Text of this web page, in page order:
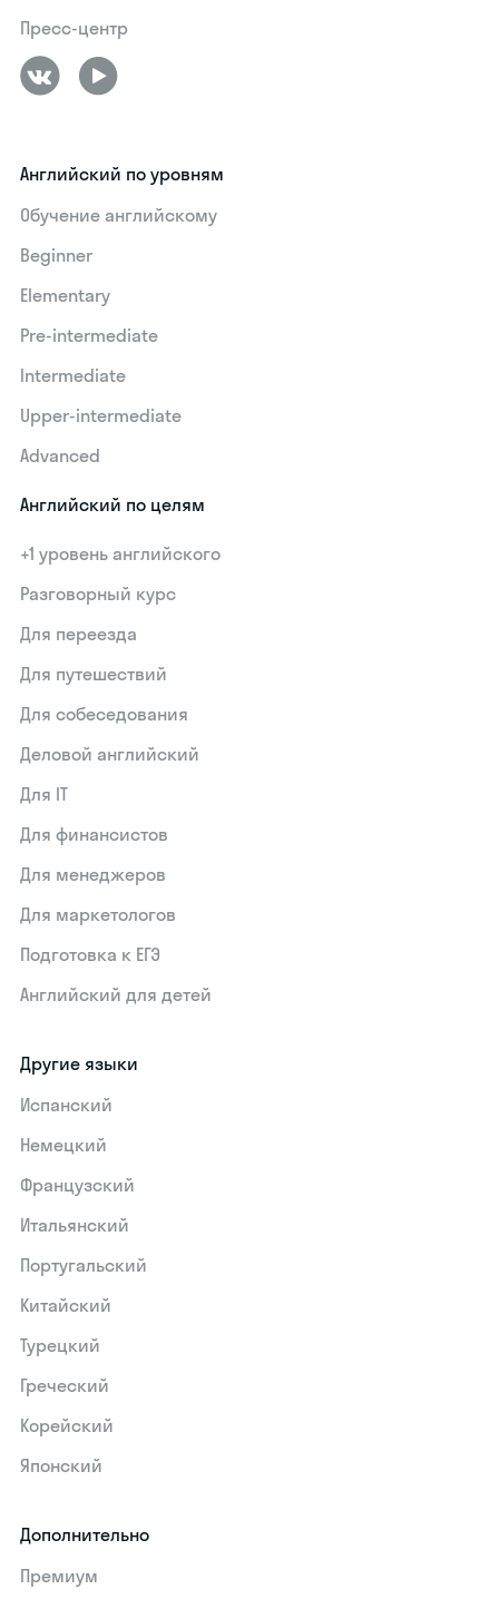
Пресс-центр
Английский по уровням
Обучение английскому
Beginner
Elementary
Pre-intermediate
Intermediate
Upper-intermediate
Advanced
Английский по целям
+1 уровень английского
Разговорный курс
Для переезда
Для путешествий
Для собеседования
Деловой английский
Для IT
Для финансистов
Для менеджеров
Для маркетологов
Подготовка к ЕГЭ
Английский для детей
Другие языки
Испанский
Немецкий
Французский
Итальянский
Португальский
Китайский
Турецкий
Греческий
Корейский
Японский
Дополнительно
Премиум